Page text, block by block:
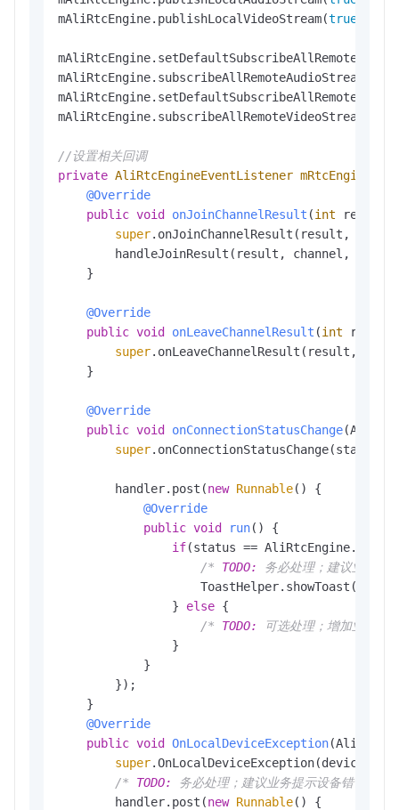
mAliRtcEngine.publishLocalVideoStream(true
mAliRtcEngine.subscribeAllRemoteAudioStreams(
mAliRtcEngine.subscribeAllRemoteVideoStreams(
//设置相关回调
private AliRtcEngineEventListener
@Override
public void onJoinChannelResult (int result,
super.onJoinChannelResult(result,
handleJoinResult(result, channel,
    }
@Override
public void onLeaveChannelResult (int result,
super.onLeaveChannelResult(result,
    }
@Override
public void onConnectionStatusChange
super.onConnectionStatusChange(status,
        handler.post(
new Runnable() {
@Override
public void run()
{
if(status ==
/* TODO:
务必处理；建议业务提
                }
else {
/* TODO:
可选处理；增加业务代
                }
            }
        });
    }
@Override
public void OnLocalDeviceException
super
/* TODO:
务必处理；建议业务提示设备错误，
        handler.post(
new Runnable() {